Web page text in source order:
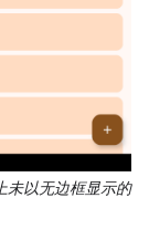
未以无边框显示的